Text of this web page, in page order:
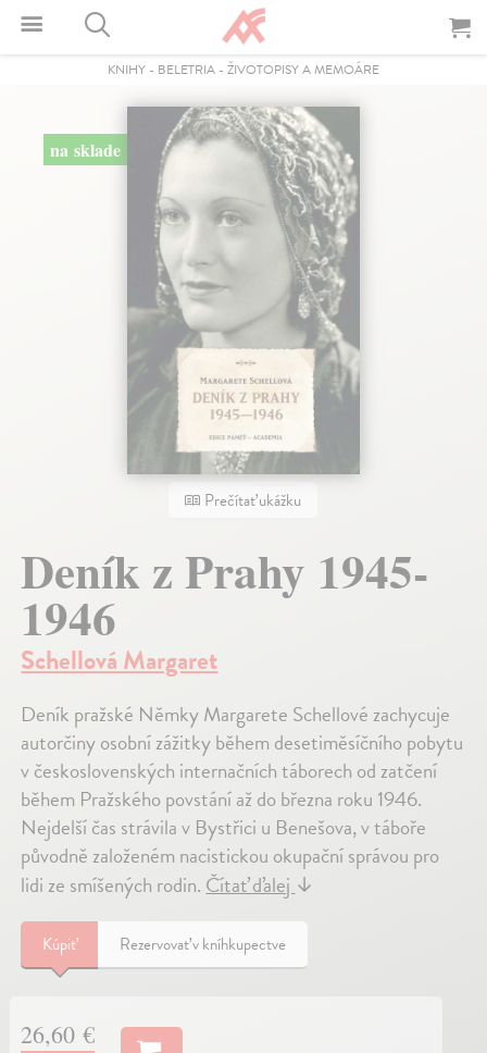
KNIHY - BELETRIA - ŽIVOTOPISY A MEMOÁRE
na sklade
Prečítať ukážku
Deník z Prahy 1945-
1946
Schellová Margaret
Deník pražské Němky Margarete Schellové zachycuje
autorčiny osobní zážitky během desetiměsíčního pobytu
v československých internačních táborech od zatčení
během Pražského povstání až do března roku 1946.
Nejdelší čas strávila v Bystřici u Benešova, v táboře
původně založeném nacistickou okupační správou pro
lidi ze smíšených rodin. Čítať ďalej ↓
Kúpiť Rezervovať v kníhkupectve
26,60 €